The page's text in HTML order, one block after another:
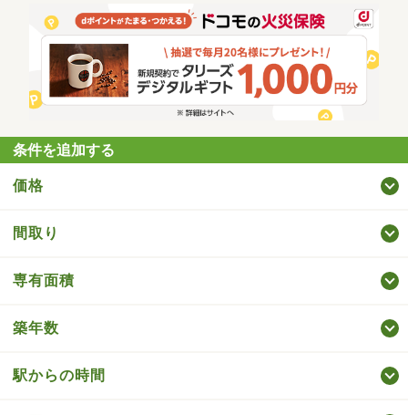
条件を追加する
価格
間取り
専有面積
築年数
駅からの時間